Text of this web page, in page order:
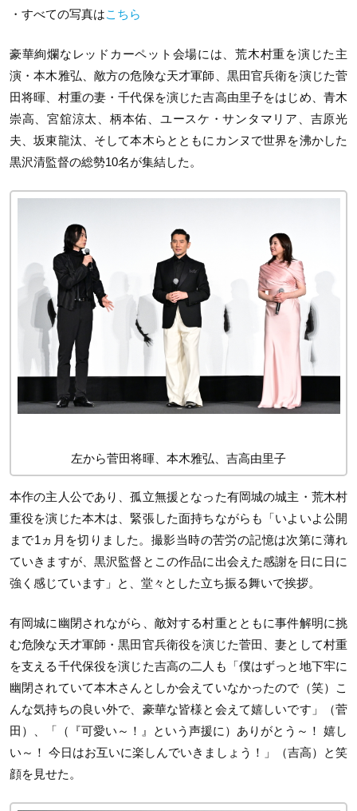
・すべての写真はこちら
豪華絢爛なレッドカーペット会場には、荒木村重を演じた主
演・本木雅弘、敵方の危険な天才軍師、黒田官兵衛を演じた菅
田将暉、村重の妻・千代保を演じた吉高由里子をはじめ、青木
崇高、宮舘涼太、柄本佑、ユースケ・サンタマリア、吉原光
夫、坂東龍汰、そして本木らとともにカンヌで世界を沸かした
黒沢清監督の総勢10名が集結した。
左から菅田将暉、本木雅弘、吉高由里子
本作の主人公であり、孤立無援となった有岡城の城主・荒木村
重役を演じた本木は、緊張した面持ちながらも「いよいよ公開
まで1ヵ月を切りました。撮影当時の苦労の記憶は次第に薄れ
ていきますが、黒沢監督とこの作品に出会えた感謝を日に日に
強く感じています」と、堂々とした立ち振る舞いで挨拶。
有岡城に幽閉されながら、敵対する村重とともに事件解明に挑
む危険な天才軍師・黒田官兵衛役を演じた菅田、妻として村重
を支える千代保役を演じた吉高の二人も「僕はずっと地下牢に
幽閉されていて本木さんとしか会えていなかったので（笑）こ
んな気持ちの良い外で、豪華な皆様と会えて嬉しいです」（菅
田）、「（『可愛い～！』という声援に）ありがとう～！ 嬉し
い～！ 今日はお互いに楽しんでいきましょう！」（吉高）と笑
顔を見せた。